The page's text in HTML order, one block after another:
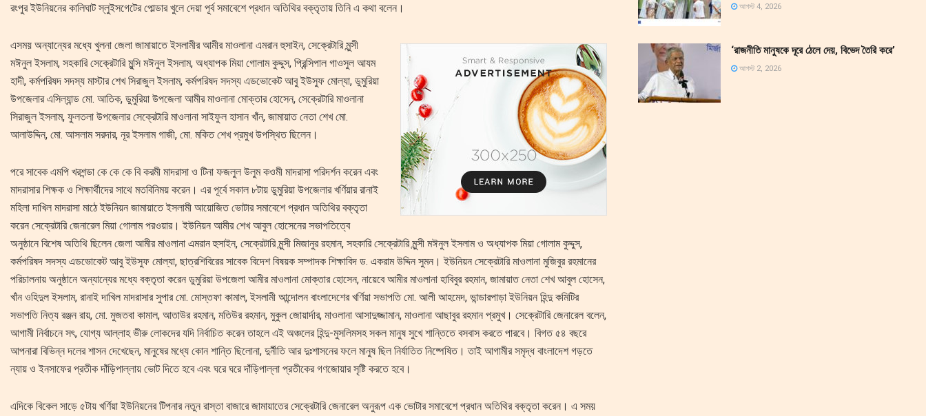
রংপুর ইউনিয়নের কালিঘাট স্লুইসগেটের পোল্ডার খুলে দেয়া পূর্ব সমাবেশে প্রধান অতিথির বক্তৃতায় তিনি এ কথা বলেন।
এসময় অন্যান্যের মধ্যে খুলনা জেলা জামায়াতে ইসলামীর আমীর মাওলানা এমরান হুসাইন, সেক্রেটারি মুন্সী
মঈনুল ইসলাম, সহকারি সেক্রেটারি মুন্সি মঈনুল ইসলাম, অধ্যাপক মিয়া গোলাম কুদ্দুস, প্রিন্সিপাল গাওসুল আযম
হাদী, কর্মপরিষদ সদস্য মাস্টার শেখ সিরাজুল ইসলাম, কর্মপরিষদ সদস্য এডভোকেট আবু ইউসুফ মোল্যা, ডুমুরিয়া
উপজেলার এসিল্যান্ড মো. আতিক, ডুমুরিয়া উপজেলা আমীর মাওলানা মোক্তার হোসেন, সেক্রেটারি মাওলানা
সিরাজুল ইসলাম, ফুলতলা উপজেলার সেক্রেটারি মাওলানা সাইফুল হাসান খাঁন, জামায়াত নেতা শেখ মো.
আলাউদ্দিন, মো. আসলাম সরদার, নূর ইসলাম গাজী, মো. মকিত শেখ প্রমুখ উপস্থিত ছিলেন।
পরে সাবেক এমপি খরশন্ডা কে কে কে বি করমী মাদরাসা ও টিনা ফজলুল উলুম কওমী মাদরাসা পরিদর্শন করেন এবং
মাদরাসার শিক্ষক ও শিক্ষার্থীদের সাথে মতবিনিময় করেন। এর পূর্বে সকাল ৮টায় ডুমুরিয়া উপজেলার খর্ণিয়ার রানাই
মহিলা দাখিল মাদরাসা মাঠে ইউনিয়ন জামায়াতে ইসলামী আয়োজিত ভোটার সমাবেশে প্রধান অতিথির বক্তৃতা
করেন সেক্রেটারি জেনারেল মিয়া গোলাম পরওয়ার। ইউনিয়ন আমীর শেখ আবুল হোসেনের সভাপতিত্বে
অনুষ্ঠানে বিশেষ অতিথি ছিলেন জেলা আমীর মাওলানা এমরান হুসাইন, সেক্রেটারি মুন্সী মিজানুর রহমান, সহকারি সেক্রেটারি মুন্সী মঈনুল ইসলাম ও অধ্যাপক মিয়া গোলাম কুদ্দুস,
কর্মপরিষদ সদস্য এডভোকেট আবু ইউসুফ মোল্যা, ছাত্রশিবিরের সাবেক বিদেশ বিষয়ক সম্পাদক শিক্ষাবিদ ড. একরাম উদ্দিন সুমন। ইউনিয়ন সেক্রেটারি মাওলানা মুজিবুর রহমানের
পরিচালনায় অনুষ্ঠানে অন্যান্যের মধ্যে বক্তৃতা করেন ডুমুরিয়া উপজেলা আমীর মাওলানা মোক্তার হোসেন, নায়েবে আমীর মাওলানা হাবিবুর রহমান, জামায়াত নেতা শেখ আবুল হোসেন,
খাঁন ওহিদুল ইসলাম, রানাই দাখিল মাদরাসার সুপার মো. মোস্তফা কামাল, ইসলামী আন্দোলন বাংলাদেশের খর্ণিয়া সভাপতি মো. আলী আহমেদ, ভান্ডারপাড়া ইউনিয়ন হিন্দু কমিটির
সভাপতি নিত্য রঞ্জন রায়, মো. মুজতবা কামাল, আতাউর রহমান, মতিউর রহমান, মুকুল জোয়ার্দার, মাওলানা আসাদুজ্জামান, মাওলানা আছাবুর রহমান প্রমুখ। সেক্রেটারি জেনারেল বলেন,
আগামী নির্বাচনে সৎ, যোগ্য আল্লাহ ভীরু লোকদের যদি নির্বাচিত করেন তাহলে এই অঞ্চলের হিন্দু-মুসলিমসহ সকল মানুষ সুখে শান্তিতে বসবাস করতে পারবে। বিগত ৫৪ বছরে
আপনারা বিভিন্ন দলের শাসন দেখেছেন, মানুষের মধ্যে কোন শান্তি ছিলোনা, দুর্নীতি আর দুঃশাসনের ফলে মানুষ ছিল নির্যাতিত নিষ্পেষিত। তাই আগামীর সমৃদ্ধ বাংলাদেশ গড়তে
ন্যায় ও ইনসাফের প্রতীক দাঁড়িপাল্লায় ভোট দিতে হবে এবং ঘরে ঘরে দাঁড়িপাল্লা প্রতীকের গণজোয়ার সৃষ্টি করতে হবে।
এদিকে বিকেল সাড়ে ৫টায় খর্ণিয়া ইউনিয়নের টিপনার নতুন রাস্তা বাজারে জামায়াতের সেক্রেটারি জেনারেল অনুরূপ এক ভোটার সমাবেশে প্রধান অতিথির বক্তৃতা করেন। এ সময়
আগস্ট 4, 2026
‘রাজনীতি মানুষকে দূরে ঠেলে দেয়, বিভেদ তৈরি করে’
আগস্ট 2, 2026